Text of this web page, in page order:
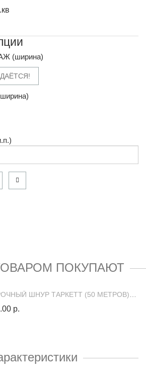
(ширина)
ПОКУПАЮТ
р.